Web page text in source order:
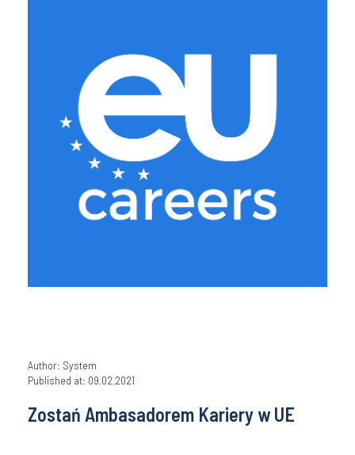
Author: System
Published at: 09.02.2021
Zostań Ambasadorem Kariery w UE